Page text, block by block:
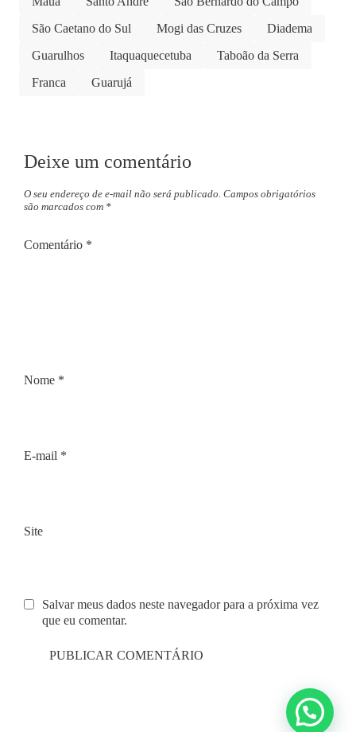
São Caetano do Sul
Mogi das Cruzes
Diadema
Guarulhos
Itaquaquecetuba
Taboão da Serra
Franca
Guarujá
Deixe um comentário
O seu endereço de e-mail não será publicado. Campos obrigatórios
são marcados com *
Comentário *
Nome *
E-mail *
Site
Salvar meus dados neste navegador para a próxima vez
que eu comentar.